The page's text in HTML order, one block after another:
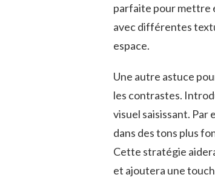
parfaite pour​ mettre
avec ‌différentes
espace.
Une autre‍ astuce‍
les ​contrastes.
visuel saisissant. Par
dans⁣ des tons​ plus
Cette stratégie
⁤et ajoutera‍ une